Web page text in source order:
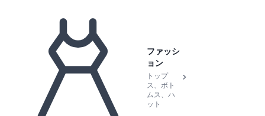
ファッシ
ョン
トップ
ス、ボト
ムス、ハ
ット